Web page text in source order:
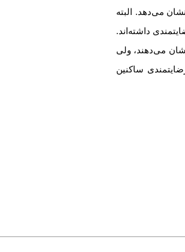
می‌دهد. البته
داشته‌اند.
می‌دهند، ولی
ساکنین